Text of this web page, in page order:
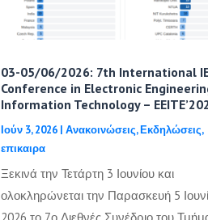
03-05/06/2026: 7th International
Conference in Electronic
Information Technology –
Ιούν 3, 2026 |Ανακοινώσεις,Εκδηλώσεις,
επικαιρα
Ξεκινά την Τετάρτη 3 Ιουνίου και
ολοκληρώνεται την Παρασκευή 5